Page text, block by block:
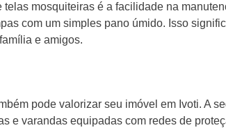
mosquiteiras é a facilidade na
com um simples pano úmido. Isso
e amigos.
pode valorizar seu imóvel em Ivoti. A
e varandas equipadas com redes de